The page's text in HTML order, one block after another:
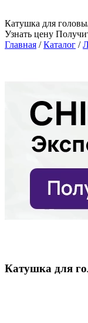
Катушка для
Узнать цену
Главная /Каталог /
Катушка для